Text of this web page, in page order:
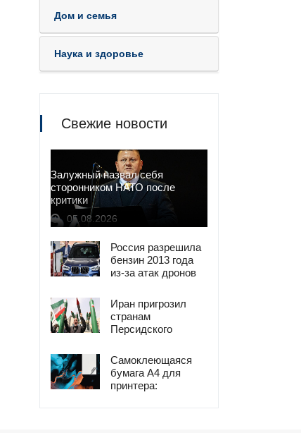
Дом и семья
Наука и здоровье
Свежие новости
Залужный назвал себя
сторонником НАТО после
критики
05.08.2026
Россия разрешила
бензин 2013 года
из-за атак дронов
Иран пригрозил
странам
Персидского
ответ на атаки
США
Самоклеющаяся
бумага А4 для
принтера: